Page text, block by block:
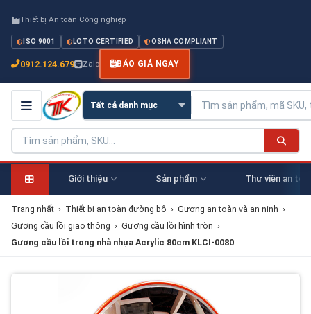
Thiết bị An toàn Công nghiệp
ISO 9001 LOTO CERTIFIED OSHA COMPLIANT
0912.124.679 Zalo BÁO GIÁ NGAY
Giới thiệu Sản phẩm Thư viên an
Trang nhất › Thiết bị an toàn đường bộ › Gương an toàn và an ninh ›
Gương cầu lồi giao thông › Gương cầu lồi hình tròn ›
Gương cầu lồi trong nhà nhựa Acrylic 80cm KLCI-0080